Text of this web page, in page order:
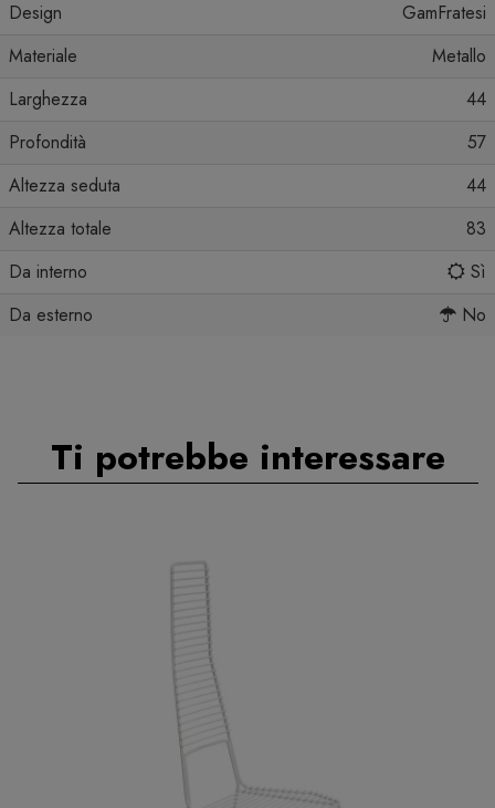
Design
GamFratesi
Materiale
Metallo
Larghezza
44
Profondità
57
Altezza seduta
44
Altezza totale
83
Da interno
Sì
Da esterno
No
Ti potrebbe interessare